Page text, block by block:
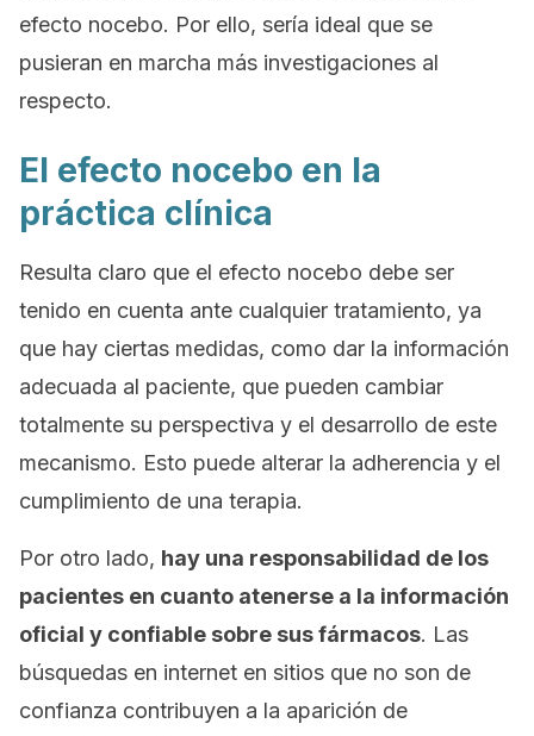
efecto nocebo. Por ello, sería ideal que se
pusieran en marcha más investigaciones al
respecto.
El efecto nocebo en la
práctica clínica
Resulta claro que el efecto nocebo debe ser
tenido en cuenta ante cualquier tratamiento, ya
que hay ciertas medidas, como dar la información
adecuada al paciente, que pueden cambiar
totalmente su perspectiva y el desarrollo de este
mecanismo. Esto puede alterar la adherencia y el
cumplimiento de una terapia.
Por otro lado, hay una responsabilidad de los
pacientes en cuanto atenerse a la información
oficial y confiable sobre sus fármacos. Las
búsquedas en internet en sitios que no son de
confianza contribuyen a la aparición de